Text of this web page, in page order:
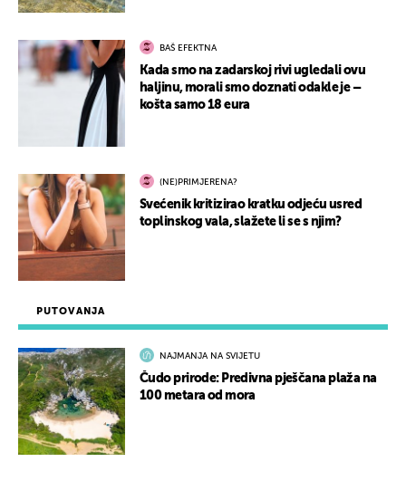
PUTOVANJA
NAJMANJA NA SVIJETU
Čudo prirode: Predivna pješčana plaža na
100 metara od mora
BAŠ EFEKTNA
Kada smo na zadarskoj rivi ugledali ovu
haljinu, morali smo doznati odakle je –
košta samo 18 eura
(NE)PRIMJERENA?
Svećenik kritizirao kratku odjeću usred
toplinskog vala, slažete li se s njim?